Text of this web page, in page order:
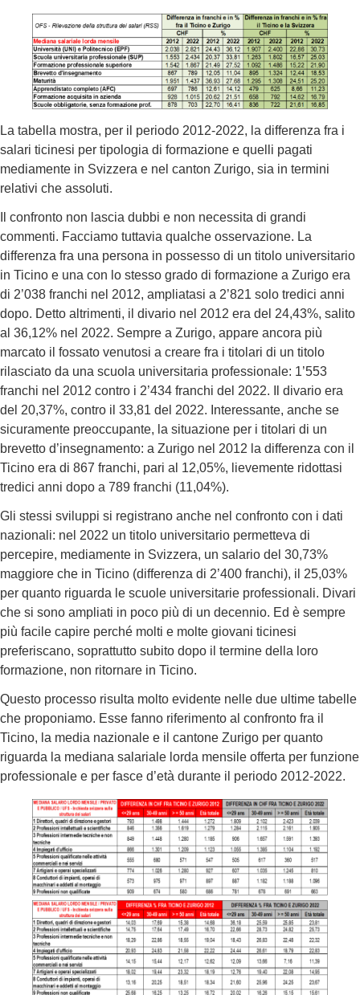
La tabella mostra, per il periodo 2012-2022, la differenza fra i
salari ticinesi per tipologia di formazione e quelli pagati
mediamente in Svizzera e nel canton Zurigo, sia in termini
relativi che assoluti.
Il confronto non lascia dubbi e non necessita di grandi
commenti. Facciamo tuttavia qualche osservazione. La
differenza fra una persona in possesso di un titolo universitario
in Ticino e una con lo stesso grado di formazione a Zurigo era
di 2’038 franchi nel 2012, ampliatasi a 2’821 solo tredici anni
dopo. Detto altrimenti, il divario nel 2012 era del 24,43%, salito
al 36,12% nel 2022. Sempre a Zurigo, appare ancora più
marcato il fossato venutosi a creare fra i titolari di un titolo
rilasciato da una scuola universitaria professionale: 1’553
franchi nel 2012 contro i 2’434 franchi del 2022. Il divario era
del 20,37%, contro il 33,81 del 2022. Interessante, anche se
sicuramente preoccupante, la situazione per i titolari di un
brevetto d’insegnamento: a Zurigo nel 2012 la differenza con il
Ticino era di 867 franchi, pari al 12,05%, lievemente ridottasi
tredici anni dopo a 789 franchi (11,04%).
Gli stessi sviluppi si registrano anche nel confronto con i dati
nazionali: nel 2022 un titolo universitario permetteva di
percepire, mediamente in Svizzera, un salario del 30,73%
maggiore che in Ticino (differenza di 2’400 franchi), il 25,03%
per quanto riguarda le scuole universitarie professionali. Divari
che si sono ampliati in poco più di un decennio. Ed è sempre
più facile capire perché molti e molte giovani ticinesi
preferiscano, soprattutto subito dopo il termine della loro
formazione, non ritornare in Ticino.
Questo processo risulta molto evidente nelle due ultime tabelle
che proponiamo. Esse fanno riferimento al confronto fra il
Ticino, la media nazionale e il cantone Zurigo per quanto
riguarda la mediana salariale lorda mensile offerta per funzione
professionale e per fasce d’età durante il periodo 2012-2022.